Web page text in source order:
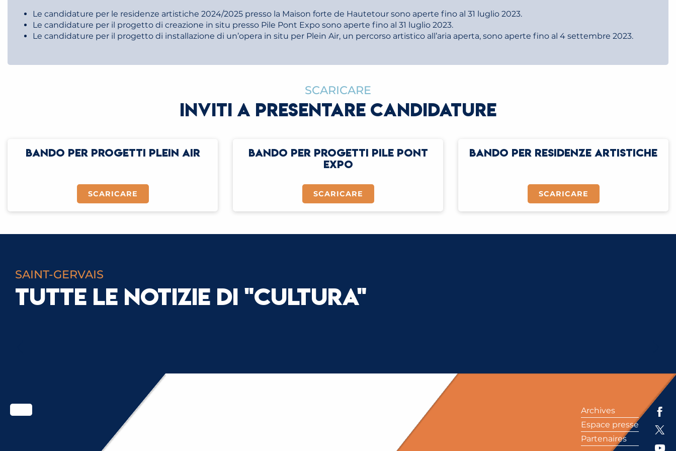
Le candidature per le residenze artistiche 2024/2025 presso la Maison forte de Hautetour sono aperte fino al 31 luglio 2023.
Le candidature per il progetto di creazione in situ presso Pile Pont Expo sono aperte fino al 31 luglio 2023.
Le candidature per il progetto di installazione di un’opera in situ per Plein Air, un percorso artistico all’aria aperta, sono aperte fino al 4 settembre 2023.
SCARICARE
INVITI A PRESENTARE CANDIDATURE
BANDO PER PROGETTI PLEIN AIR
SCARICARE
BANDO PER PROGETTI PILE PONT
EXPO
SCARICARE
BANDO PER RESIDENZE ARTISTICHE
SCARICARE
SAINT-GERVAIS
TUTTE LE NOTIZIE DI "CULTURA"
Archives
Espace presse
Partenaires